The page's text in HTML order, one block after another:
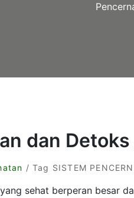
dan
/ Tag SISTEM
sehat berperan besar